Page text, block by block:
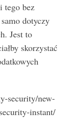
tego bez
dotyczy
Jest to
skorzystać
security/new-
instant/